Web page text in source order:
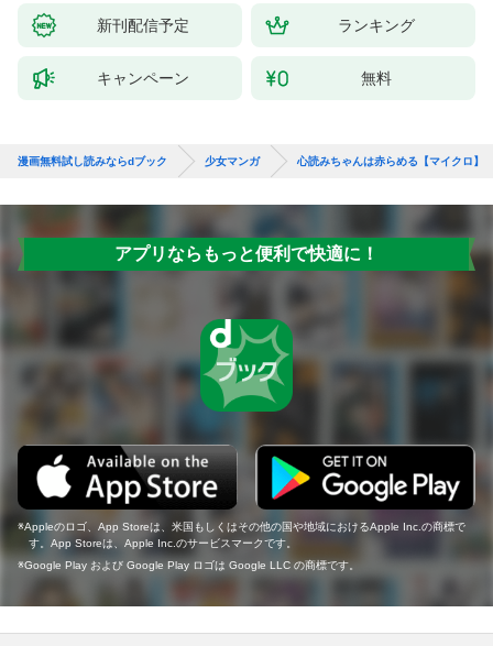
新刊配信予定 ランキング
キャンペーン 無料
漫画無料試し読みならdブック 少女マンガ 心読みちゃんは赤らめる【マイクロ】
アプリならもっと便利で快適に！
Appleのロゴ、App Storeは、米国もしくはその他の国や地域におけるApple Inc.の商標で
す。App Storeは、Apple Inc.のサービスマークです。
Google Play および Google Play ロゴは Google LLC の商標です。